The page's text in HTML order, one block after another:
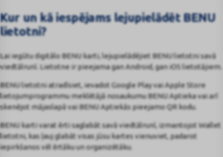
Kur un kā iespējams lejupielādēt BENU
lietotni?
Lai iegūtu digitālo BENU karti, lejupielādējiet BENU lietotni savā
viedtālrunī. Lietotne ir pieejama gan Android, gan iOS lietotājiem.
BENU lietotni atradīsiet, ievadot Google Play vai Apple Store
lietojumprogrammu meklētājā nosaukumu BENU Aptieka vai arī
skenējot mājaslapā vai BENU Aptiekās pieejamo QR kodu.
BENU karti varat ērti saglabāt savā viedtālrunī, izmantojot Wallet
lietotni, kas ļauj glabāt visas jūsu kartes vienuviet, padarot
iepirkšanos vēl ērtāku un organizētāku.